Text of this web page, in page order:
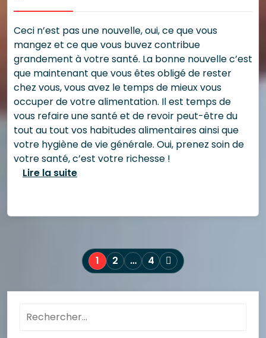
Ceci n’est pas une nouvelle, oui, ce que vous
mangez et ce que vous buvez contribue
grandement à votre santé. La bonne nouvelle c’est
que maintenant que vous êtes obligé de rester
chez vous, vous avez le temps de mieux vous
occuper de votre alimentation. Il est temps de
vous refaire une santé et de revoir peut-être du
tout au tout vos habitudes alimentaires ainsi que
votre hygiène de vie générale. Oui, prenez soin de
votre santé, c’est votre richesse !
Lire la suite
Pagination
des
1 2 … 4
Rechercher :